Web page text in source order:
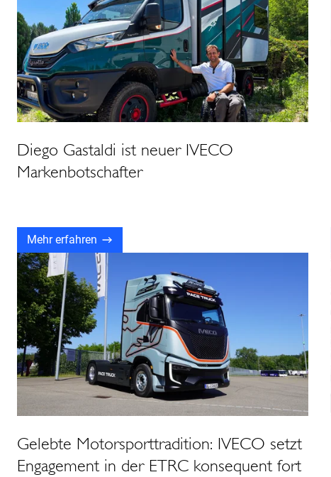
Diego Gastaldi ist neuer IVECO
Markenbotschafter
Mehr erfahren
Gelebte Motorsporttradition: IVECO setzt
Engagement in der ETRC konsequent fort